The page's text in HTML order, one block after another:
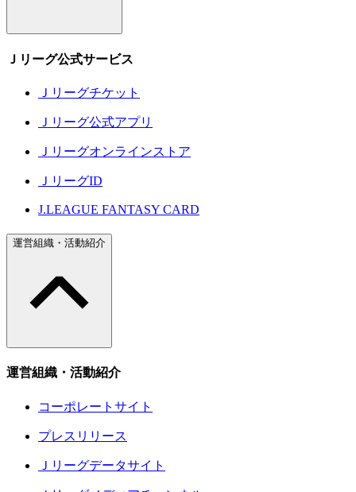
Ｊリーグ公式サービス
Ｊリーグチケット
Ｊリーグ公式アプリ
Ｊリーグオンラインストア
ＪリーグID
J.LEAGUE FANTASY CARD
運営組織・活動紹介
運営組織・活動紹介
コーポレートサイト
プレスリリース
Ｊリーグデータサイト